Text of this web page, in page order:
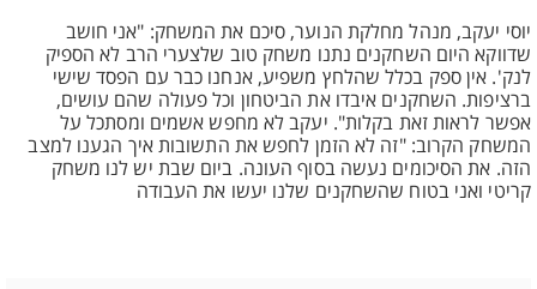
יוסי יעקב, מנהל מחלקת הנוער, סיכם את המשחק: "אני חושב
שדווקא היום השחקנים נתנו משחק טוב שלצערי הרב לא הספיק
לנק'. אין ספק בכלל שהלחץ משפיע, אנחנו כבר עם הפסד שישי
ברציפות. השחקנים איבדו את הביטחון וכל פעולה שהם עושים,
אפשר לראות זאת בקלות". יעקב לא מחפש אשמים ומסתכל על
המשחק הקרוב: "זה לא הזמן לחפש את התשובות איך הגענו למצב
הזה. את הסיכומים נעשה בסוף העונה. ביום שבת יש לנו משחק
קריטי ואני בטוח שהשחקנים שלנו יעשו את העבודה